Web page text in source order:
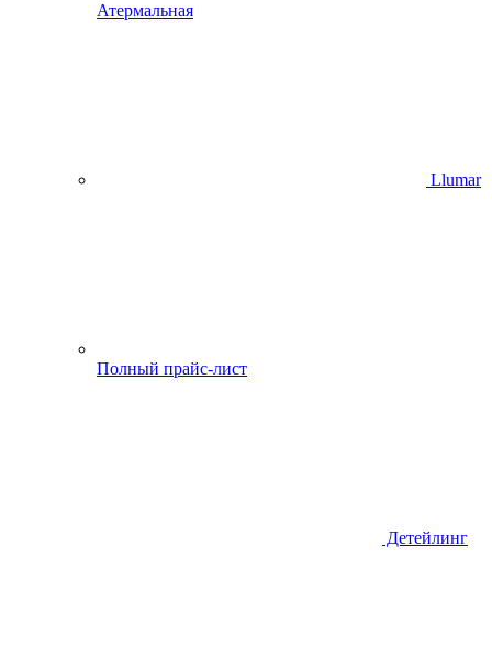
Атермальная
Llumar
Полный прайс-лист
Детейлинг